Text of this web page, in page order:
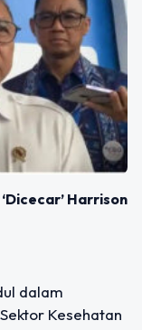
Harrison